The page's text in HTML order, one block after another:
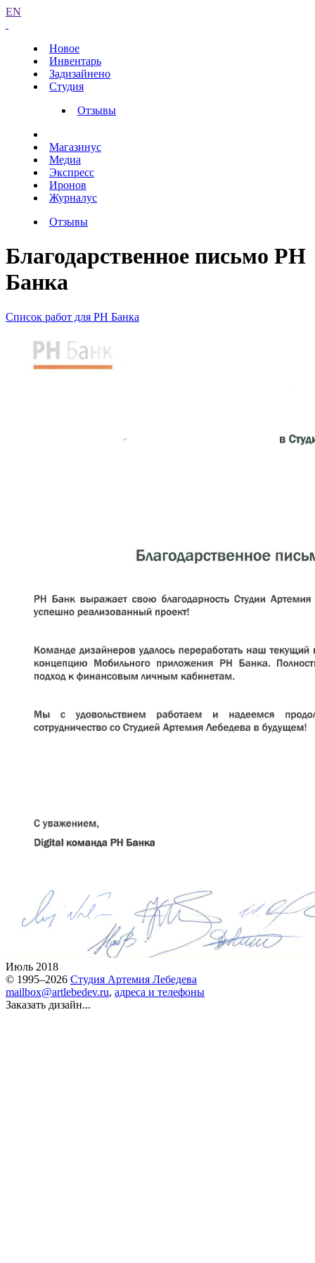
EN
Новое
Инвентарь
Задизайнено
Студия
Отзывы
Магазинус
Медиа
Экспресс
Иронов
Журналус
Отзывы
Благодарственное письмо РН
Банка
Список работ для РН Банка
Июль 2018
© 1995–2026 Студия Артемия Лебедева
mailbox@artlebedev.ru, адреса и телефоны
Заказать дизайн...